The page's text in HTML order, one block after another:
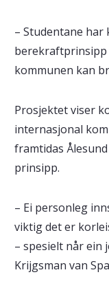
– Studentane har
kommunen kan
Prosjektet viser
internasjonal
framtidas
prinsipp.
– Ei personleg
viktig det er
– spesielt når ein
Krijgsman van